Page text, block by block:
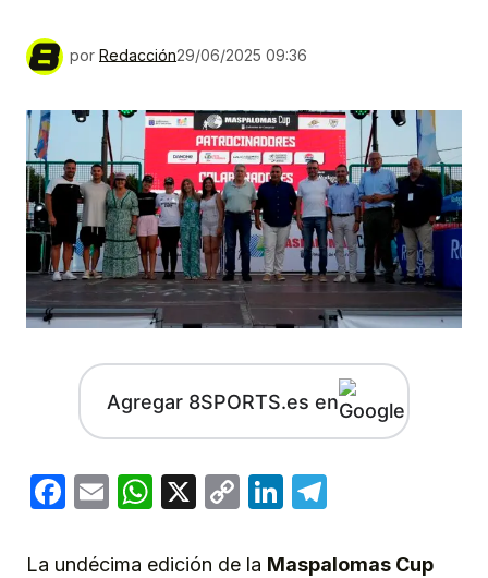
por Redacción29/06/2025 09:36
Agregar 8SPORTS.es en
Facebook
EmailWhatsApp
X
CopyLinkedIn
La undécima edición de la Maspalomas Cup